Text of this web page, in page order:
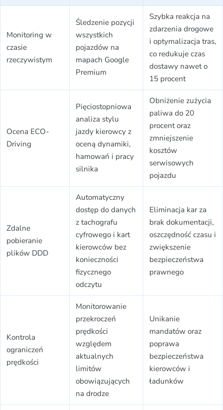
Monitoring w
czasie
rzeczywistym
Śledzenie pozycji
wszystkich
pojazdów na
mapach Google
Premium
Szybka reakcja na
zdarzenia drogowe
i optymalizacja tras,
co redukuje czas
dostawy nawet o
15 procent
Ocena ECO-
Driving
Pięciostopniowa
analiza stylu
jazdy kierowcy z
oceną dynamiki,
hamowań i pracy
silnika
Obniżenie zużycia
paliwa do 20
procent oraz
zmniejszenie
kosztów
serwisowych
pojazdu
Zdalne
pobieranie
plików DDD
Automatyczny
dostęp do danych
z tachografu
cyfrowego i kart
kierowców bez
konieczności
fizycznego
odczytu
Eliminacja kar za
brak dokumentacji,
oszczędność czasu i
zwiększenie
bezpieczeństwa
prawnego
Kontrola
ograniczeń
prędkości
Monitorowanie
przekroczeń
prędkości
względem
aktualnych
limitów
obowiązujących
na drodze
Unikanie
mandatów oraz
poprawa
bezpieczeństwa
kierowców i
ładunków